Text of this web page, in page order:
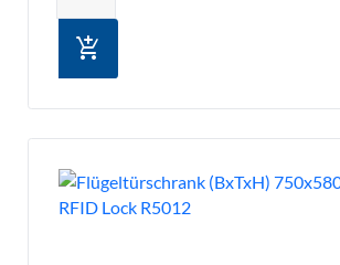
add_shopping_cart